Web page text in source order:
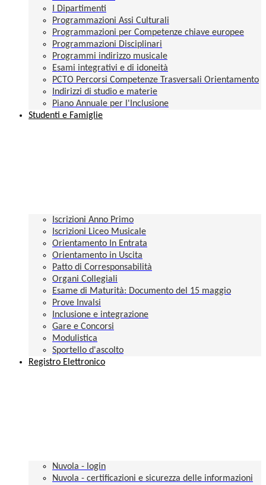
I Dipartimenti
Programmazioni Assi Culturali
Programmazioni per Competenze chiave europee
Programmazioni Disciplinari
Programmi indirizzo musicale
Esami integrativi e di idoneità
PCTO Percorsi Competenze Trasversali Orientamento
Indirizzi di studio e materie
Piano Annuale per l'Inclusione
Studenti e Famiglie
Iscrizioni Anno Primo
Iscrizioni Liceo Musicale
Orientamento In Entrata
Orientamento in Uscita
Patto di Corresponsabilità
Organi Collegiali
Esame di Maturità: Documento del 15 maggio
Prove Invalsi
Inclusione e integrazione
Gare e Concorsi
Modulistica
Sportello d'ascolto
Registro Elettronico
Nuvola - login
Nuvola - certificazioni e sicurezza delle informazioni